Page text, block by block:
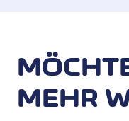
MEHR